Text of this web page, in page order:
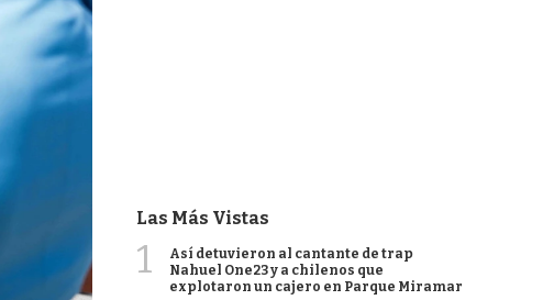
Las Más Vistas
1
Así detuvieron al cantante de trap
Nahuel One23 y a chilenos que
explotaron un cajero en Parque Miramar